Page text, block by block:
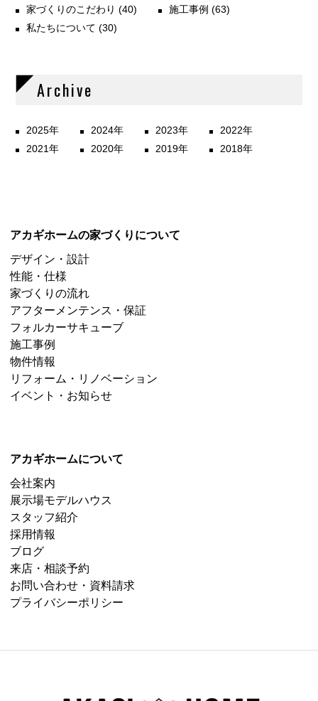
家づくりのこだわり (40) 施工事例 (63)
私たちについて (30)
Archive
2025年 2024年 2023年
2022年
2021年
2020年 2019年 2018年
アカギホームの家づくりについて
デザイン・設計
性能・仕様
家づくりの流れ
アフターメンテンス・保証
フォルカーサキューブ
施工事例
物件情報
リフォーム・リノベーション
イベント・お知らせ
アカギホームについて
会社案内
展示場モデルハウス
スタッフ紹介
採用情報
ブログ
来店・相談予約
お問い合わせ・資料請求
プライバシーポリシー